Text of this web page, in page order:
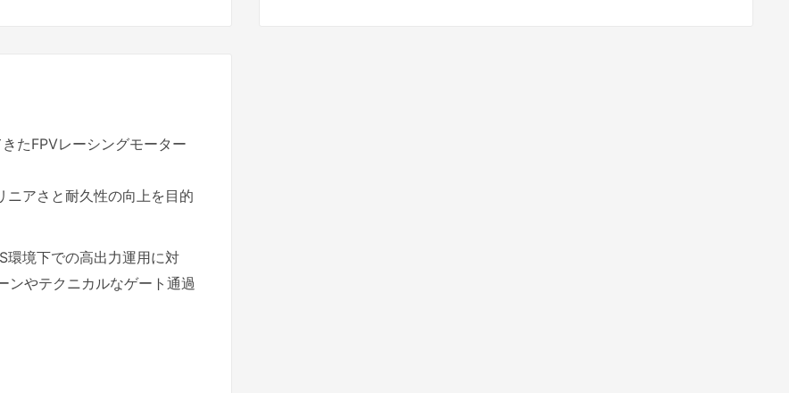
たFPVレーシングモーター
アさと耐久性の向上を目的
環境下での高出力運用に対
ンやテクニカルなゲート通過